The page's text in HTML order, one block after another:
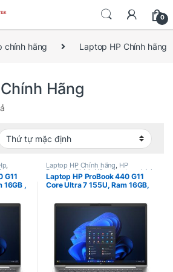
0
chính hãng Laptop HP Chính hãng
Hãng
,
G11
16GB ,
Laptop HP Chính hãng, HP
Probook Chính Hãng,Laptop chính
hãng
Laptop HP ProBook 440 G11
Core Ultra 7 155U, Ram 16GB,
WUXGA, Win 11 Home (